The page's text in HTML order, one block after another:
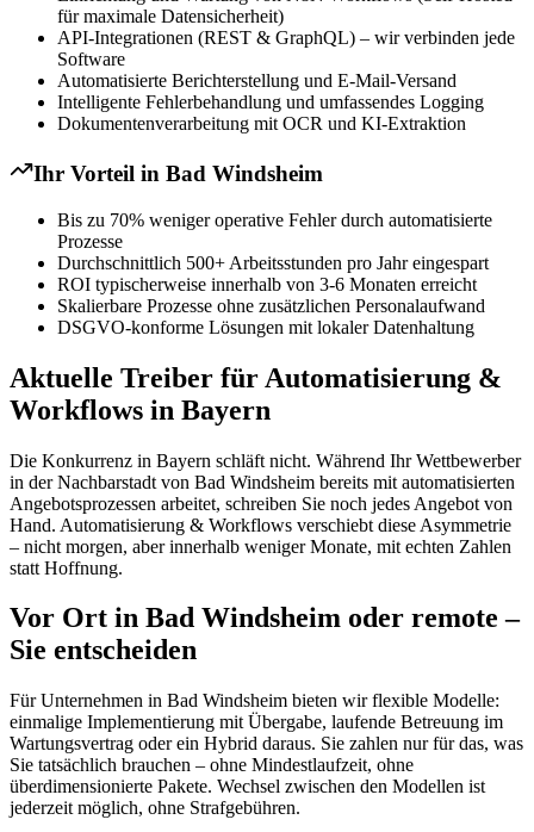
für maximale Datensicherheit)
API-Integrationen (REST & GraphQL) – wir verbinden jede
Software
Automatisierte Berichterstellung und E-Mail-Versand
Intelligente Fehlerbehandlung und umfassendes Logging
Dokumentenverarbeitung mit OCR und KI-Extraktion
Ihr Vorteil in Bad Windsheim
Bis zu 70% weniger operative Fehler durch automatisierte
Prozesse
Durchschnittlich 500+ Arbeitsstunden pro Jahr eingespart
ROI typischerweise innerhalb von 3-6 Monaten erreicht
Skalierbare Prozesse ohne zusätzlichen Personalaufwand
DSGVO-konforme Lösungen mit lokaler Datenhaltung
Aktuelle Treiber für Automatisierung &
Workflows in Bayern
Die Konkurrenz in Bayern schläft nicht. Während Ihr Wettbewerber
in der Nachbarstadt von Bad Windsheim bereits mit automatisierten
Angebotsprozessen arbeitet, schreiben Sie noch jedes Angebot von
Hand. Automatisierung & Workflows verschiebt diese Asymmetrie
– nicht morgen, aber innerhalb weniger Monate, mit echten Zahlen
statt Hoffnung.
Vor Ort in Bad Windsheim oder remote –
Sie entscheiden
Für Unternehmen in Bad Windsheim bieten wir flexible Modelle:
einmalige Implementierung mit Übergabe, laufende Betreuung im
Wartungsvertrag oder ein Hybrid daraus. Sie zahlen nur für das, was
Sie tatsächlich brauchen – ohne Mindestlaufzeit, ohne
überdimensionierte Pakete. Wechsel zwischen den Modellen ist
jederzeit möglich, ohne Strafgebühren.